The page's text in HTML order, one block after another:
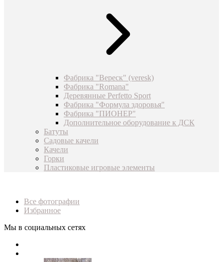
Фабрика "Вереск" (veresk)
Фабрика "Romana"
Деревянные Perfetto Sport
Фабрика "Формула здоровья"
Фабрика "ПИОНЕР"
Дополнительное оборудование к ДСК
Батуты
Садовые качели
Качели
Горки
Пластиковые игровые элементы
Все фотографии
Избранное
Мы в социальных сетях